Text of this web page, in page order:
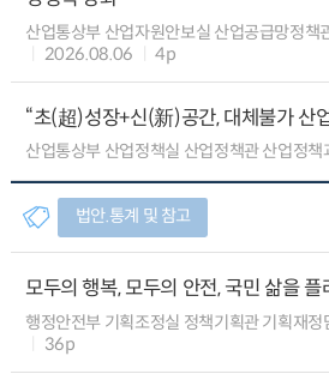
산업통상부 산업자원안보실 산업공급망정책
2026.08.06
4p
“초(超)성장+신(新)공간, 대체불가 산
산업통상부 산업정책실 산업정책관 산업정책
법안.통계 및 참고
모두의 행복, 모두의 안전, 국민 삶을
행정안전부 기획조정실 정책기획관 기획재정
36p